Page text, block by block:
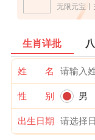
无限元宝
生肖详批
姓 名
性 别 男
出生日期